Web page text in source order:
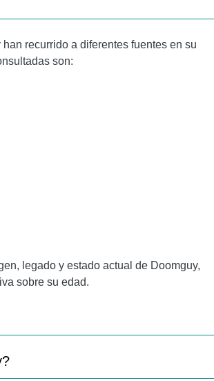
recurrido a diferentes fuentes en su
son:
legado y estado actual de Doomguy,
sobre su edad.